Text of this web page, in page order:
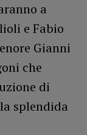
a
e Fabio
Gianni
che
di
splendida